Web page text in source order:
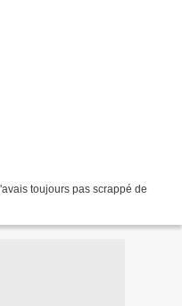
toujours pas scrappé de